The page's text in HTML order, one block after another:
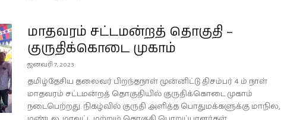
மாதவரம் சட்டமன்றத் தொகுதி –
குருதிக்கொடை முகாம்
ஜனவரி 7, 2023
தமிழ்தேசிய தலைவர் பிறந்தநாள் முன்னிட்டு திசம்பர் 4 ம் நாள்
மாதவரம் சட்டமன்றத் தொகுதியில் குருதிக்கொடை முகாம்
நடைபெற்றது. நிகழ்வில் குருதி அளித்த பொதுமக்களுக்கு மாநில,